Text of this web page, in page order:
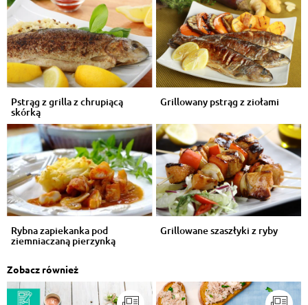
Pstrąg z grilla z chrupiącą
skórką
Grillowany pstrąg z ziołami
Rybna zapiekanka pod
ziemniaczaną pierzynką
Grillowane szaszłyki z ryby
Zobacz również